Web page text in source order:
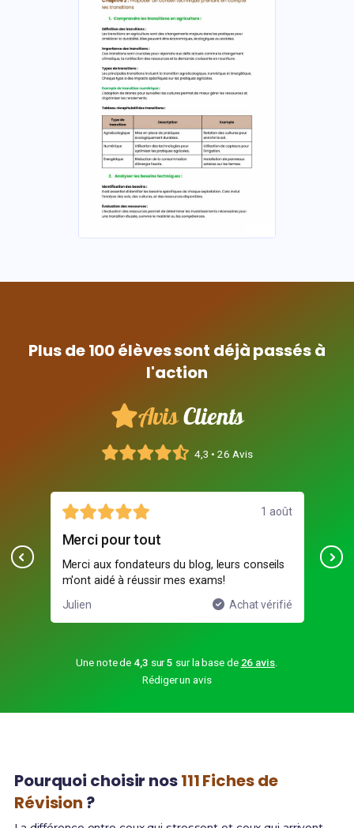
Plus de 100 élèves sont déjà passés à
l'action
AvisClients
4,3 • 26 Avis
1 août
leurs conseils
Achat vérifié
Moyen
Formation correcte mais manque de
pratique sur certains équipements...
Une note de 4,3 sur5 sur la base de 26 avis.
Rédiger un avis
Pourquoi choisir nos111 Fiches de
Révision ?